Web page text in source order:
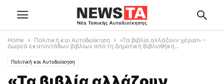
Home Πολιτική και Αυτοδιοίκηση
«Τα βιβλία αλλάζουν χέρια!» –
Δωρεά εκατοντάδων βιβλίων από τη Δημοτική Βιβλιοθήκη...
Πολιτική και Αυτοδιοίκηση